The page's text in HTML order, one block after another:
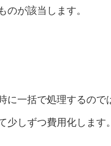
のが該当します。
に一括で処理するので
少しずつ費用化します